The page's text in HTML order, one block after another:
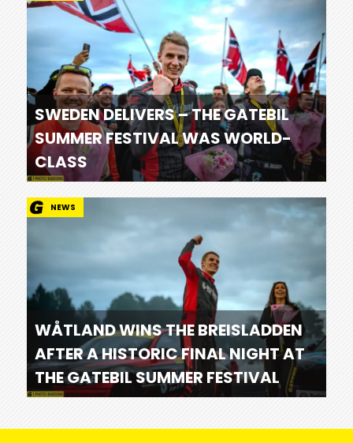
SWEDEN DELIVERS – THE GATEBIL
SUMMER FESTIVAL WAS WORLD-
CLASS
NEWS
WÅTLAND WINS THE BREISLADDEN
AFTER A HISTORIC FINAL NIGHT AT
THE GATEBIL SUMMER FESTIVAL